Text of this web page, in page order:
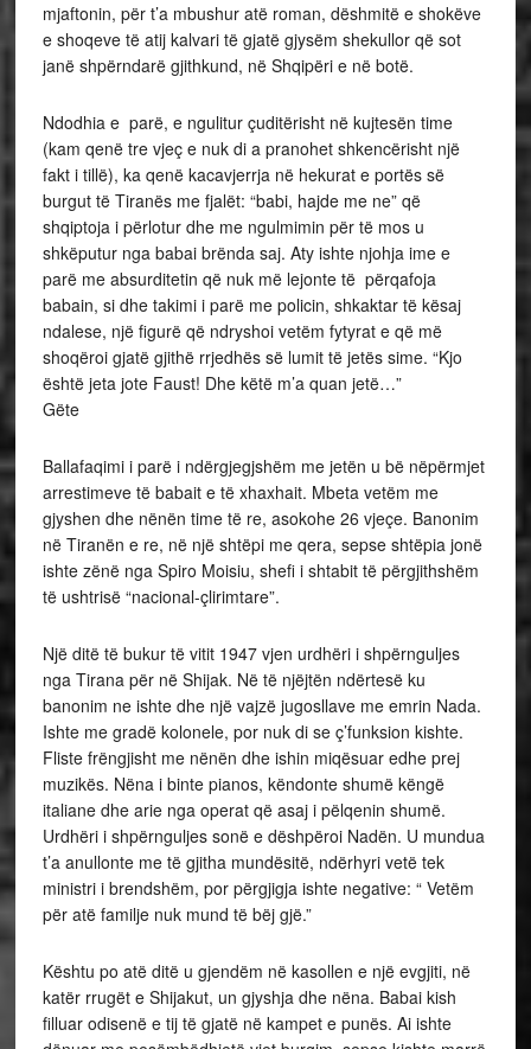
mjaftonin, për t’a mbushur atë roman, dëshmitë e shokëve
e shoqeve të atij kalvari të gjatë gjysëm shekullor që sot
janë shpërndarë gjithkund, në Shqipëri e në botë.
Ndodhia e parë, e ngulitur çuditërisht në kujtesën time
(kam qenë tre vjeç e nuk di a pranohet shkencërisht një
fakt i tillë), ka qenë kacavjerrja në hekurat e portës së
burgut të Tiranës me fjalët: “babi, hajde me ne” që
shqiptoja i përlotur dhe me ngulmimin për të mos u
shkëputur nga babai brënda saj. Aty ishte njohja ime e
parë me absurditetin që nuk më lejonte të përqafoja
babain, si dhe takimi i parë me policin, shkaktar të kësaj
ndalese, një figurë që ndryshoi vetëm fytyrat e që më
shoqëroi gjatë gjithë rrjedhës së lumit të jetës sime. “Kjo
është jeta jote Faust! Dhe këtë m’a quan jetë…”
Gëte
Ballafaqimi i parë i ndërgjegjshëm me jetën u bë nëpërmjet
arrestimeve të babait e të xhaxhait. Mbeta vetëm me
gjyshen dhe nënën time të re, asokohe 26 vjeçe. Banonim
në Tiranën e re, në një shtëpi me qera, sepse shtëpia jonë
ishte zënë nga Spiro Moisiu, shefi i shtabit të përgjithshëm
të ushtrisë “nacional-çlirimtare”.
Një ditë të bukur të vitit 1947 vjen urdhëri i shpërnguljes
nga Tirana për në Shijak. Në të njëjtën ndërtesë ku
banonim ne ishte dhe një vajzë jugosllave me emrin Nada.
Ishte me gradë kolonele, por nuk di se ç’funksion kishte.
Fliste frëngjisht me nënën dhe ishin miqësuar edhe prej
muzikës. Nëna i binte pianos, këndonte shumë këngë
italiane dhe arie nga operat që asaj i pëlqenin shumë.
Urdhëri i shpërnguljes sonë e dëshpëroi Nadën. U mundua
t’a anullonte me të gjitha mundësitë, ndërhyri vetë tek
ministri i brendshëm, por përgjigja ishte negative: “ Vetëm
për atë familje nuk mund të bëj gjë.”
Kështu po atë ditë u gjendëm në kasollen e një evgjiti, në
katër rrugët e Shijakut, un gjyshja dhe nëna. Babai kish
filluar odisenë e tij të gjatë në kampet e punës. Ai ishte